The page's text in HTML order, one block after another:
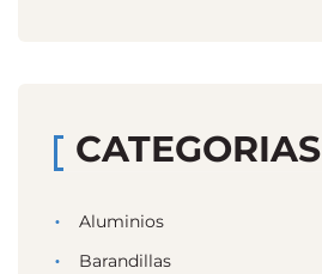
CATEGORIAS
Aluminios
Barandillas